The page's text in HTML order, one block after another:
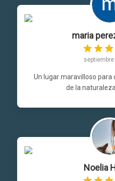
maria
septiembre
Un lugar maravilloso
de la naturaleza.
Noelia